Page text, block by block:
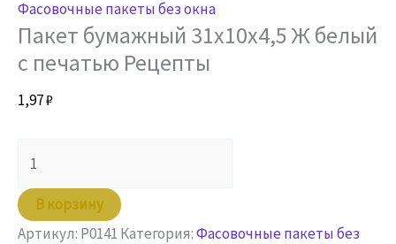
Фасовочные пакеты без окна
Пакет бумажный 31х10х4,5 Ж белый
с печатью Рецепты
1,97₽
товара
Пакет
бумажный
В корзину
Артикул: P0141 Категория:Фасовочные пакеты без